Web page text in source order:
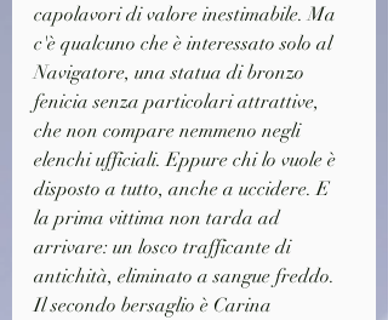
capolavori di valore inestimabile. Ma
c'è qualcuno che è interessato solo al
Navigatore, una statua di bronzo
fenicia senza particolari attrattive,
che non compare nemmeno negli
elenchi ufficiali. Eppure chi lo vuole è
disposto a tutto, anche a uccidere. E
la prima vittima non tarda ad
arrivare: un losco trafficante di
antichità, eliminato a sangue freddo.
Il secondo bersaglio è Carina